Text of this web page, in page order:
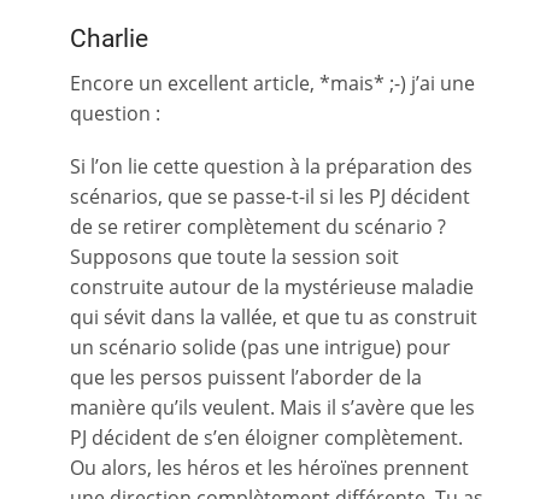
Charlie
Encore un excellent article, *mais* ;-) j’ai une
question :
Si l’on lie cette question à la préparation des
scénarios, que se passe-t-il si les PJ décident
de se retirer complètement du scénario ?
Supposons que toute la session soit
construite autour de la mystérieuse maladie
qui sévit dans la vallée, et que tu as construit
un scénario solide (pas une intrigue) pour
que les persos puissent l’aborder de la
manière qu’ils veulent. Mais il s’avère que les
PJ décident de s’en éloigner complètement.
Ou alors, les héros et les héroïnes prennent